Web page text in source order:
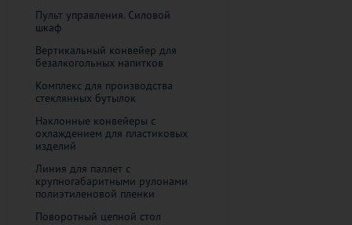
Пульт управления. Силовой
шкаф
Вертикальный конвейер для
безалкогольных напитков
Комплекс для производства
стеклянных бутылок
Наклонные конвейеры с
охлаждением для пластиковых
изделий
Линия для паллет с
крупногабаритными рулонами
полиэтиленовой пленки
Поворотный цепной стол